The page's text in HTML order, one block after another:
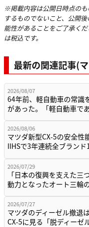
※掲載内容は公開日時点の
するものでないこと、公開
能性があることをご了承く
は税込です。
最新の関連記事(
2026/08/07
64年前、軽自動車の常識
があった。「軽自動車で
2026/08/06
マツダ新型CX-5の安全性
IIHSで3年連続全ブラン
2026/07/29
「日本の復興を支えた三
動力となったオート三輪
2026/07/27
マツダのディーゼル撤退
CX-5に見る「脱ディーゼ